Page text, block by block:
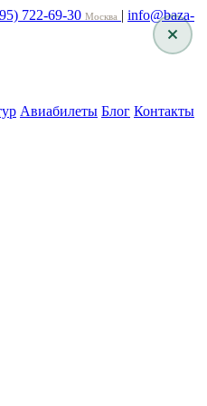
722-69-30 Москва | info@baza-
Авиабилеты Блог Контакты